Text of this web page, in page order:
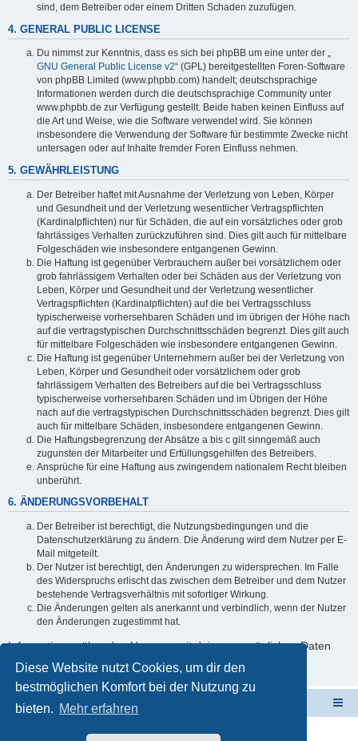
Diese Website nutzt Cookies, um dir den
bestmöglichen Komfort bei der Nutzung zu
bieten. Mehr erfahren
sind, dem Betreiber oder einem Dritten Schaden zuzufügen.
4. GENERAL PUBLIC LICENSE
Du nimmst zur Kenntnis, dass es sich bei phpBB um eine unter der „
GNU General Public License v2“ (GPL) bereitgestellten Foren-Software
von phpBB Limited (www.phpbb.com) handelt; deutschsprachige
Informationen werden durch die deutschsprachige Community unter
www.phpbb.de zur Verfügung gestellt. Beide haben keinen Einfluss auf
die Art und Weise, wie die Software verwendet wird. Sie können
insbesondere die Verwendung der Software für bestimmte Zwecke nicht
untersagen oder auf Inhalte fremder Foren Einfluss nehmen.
5. GEWÄHRLEISTUNG
Der Betreiber haftet mit Ausnahme der Verletzung von Leben, Körper
und Gesundheit und der Verletzung wesentlicher Vertragspflichten
(Kardinalpflichten) nur für Schäden, die auf ein vorsätzliches oder grob
fahrlässiges Verhalten zurückzuführen sind. Dies gilt auch für mittelbare
Folgeschäden wie insbesondere entgangenen Gewinn.
Die Haftung ist gegenüber Verbrauchern außer bei vorsätzlichem oder
grob fahrlässigem Verhalten oder bei Schäden aus der Verletzung von
Leben, Körper und Gesundheit und der Verletzung wesentlicher
Vertragspflichten (Kardinalpflichten) auf die bei Vertragsschluss
typischerweise vorhersehbaren Schäden und im übrigen der Höhe nach
auf die vertragstypischen Durchschnittsschäden begrenzt. Dies gilt auch
für mittelbare Folgeschäden wie insbesondere entgangenen Gewinn.
Die Haftung ist gegenüber Unternehmern außer bei der Verletzung von
Leben, Körper und Gesundheit oder vorsätzlichem oder grob
fahrlässigem Verhalten des Betreibers auf die bei Vertragsschluss
typischerweise vorhersehbaren Schäden und im Übrigen der Höhe
nach auf die vertragstypischen Durchschnittsschäden begrenzt. Dies gilt
auch für mittelbare Schäden, insbesondere entgangenen Gewinn.
Die Haftungsbegrenzung der Absätze a bis c gilt sinngemäß auch
zugunsten der Mitarbeiter und Erfüllungsgehilfen des Betreibers.
Ansprüche für eine Haftung aus zwingendem nationalem Recht bleiben
unberührt.
6. ÄNDERUNGSVORBEHALT
Der Betreiber ist berechtigt, die Nutzungsbedingungen und die
Datenschutzerklärung zu ändern. Die Änderung wird dem Nutzer per E-
Mail mitgeteilt.
Der Nutzer ist berechtigt, den Änderungen zu widersprechen. Im Falle
des Widerspruchs erlischt das zwischen dem Betreiber und dem Nutzer
bestehende Vertragsverhältnis mit sofortiger Wirkung.
Die Änderungen gelten als anerkannt und verbindlich, wenn der Nutzer
den Änderungen zugestimmt hat.
Informationen über den Umgang mit deinen persönlichen Daten
sind in der Datenschutzerklärung enthalten.
ElabNET Technik Forum